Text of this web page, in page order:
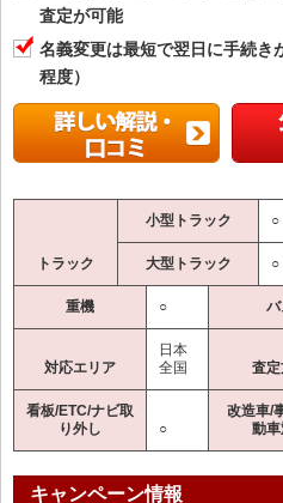
査定が可能
名義変更は最短で翌日に手続き
程度）
トラック
小型トラック ○
大型トラック ○
重機 ○ バ
対応エリア
日本
全国
査
看板/ETC/ナビ取
り外し
○
改造車/
動
キャンペーン情報